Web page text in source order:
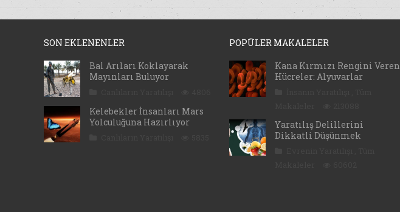
SON EKLENENLER
Bal Arıları Koklayarak
Mayınları Buluyor
Kelebekler İnsanları Mars
Yolculuğuna Hazırlıyor
POPÜLER MAKALELER
Kana Kırmızı Rengini Veren
Hücreler: Alyuvarlar
Yaratılış Delillerini
Dikkatli Düşünmek